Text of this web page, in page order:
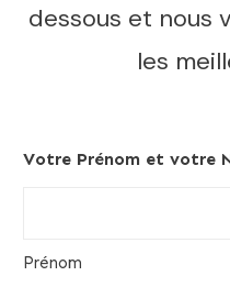
dessous et nous
les
Votre Prénom et votre
Prénom